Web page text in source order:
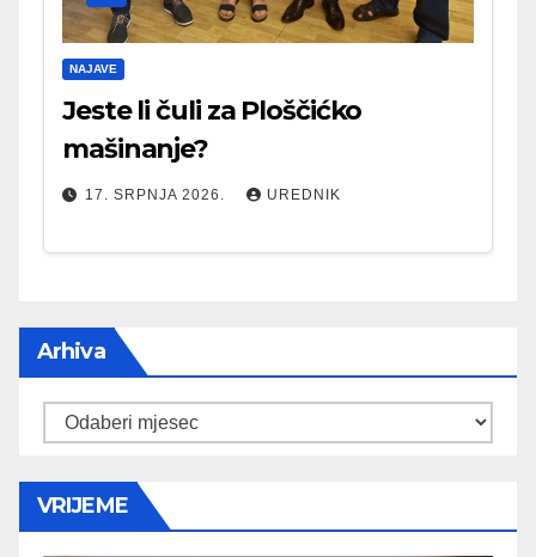
NAJAVE
Jeste li čuli za Ploščićko
mašinanje?
17. SRPNJA 2026. UREDNIK
Arhiva
Arhiva
VRIJEME